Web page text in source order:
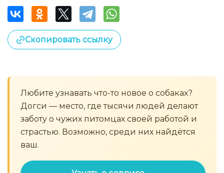
Скопировать ссылку
Любите узнавать что-то новое о собаках?
Догси — место, где тысячи людей делают
заботу о чужих питомцах своей работой и
страстью. Возможно, среди них найдётся
ваш.